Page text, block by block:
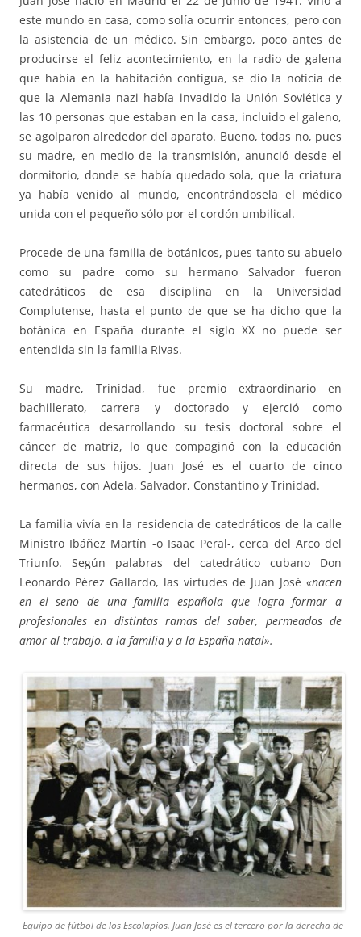
este mundo en casa, como solía ocurrir entonces, pero con
la asistencia de un médico. Sin embargo, poco antes de
producirse el feliz acontecimiento, en la radio de galena
que había en la habitación contigua, se dio la noticia de
que la Alemania nazi había invadido la Unión Soviética y
las 10 personas que estaban en la casa, incluido el galeno,
se agolparon alrededor del aparato. Bueno, todas no, pues
su madre, en medio de la transmisión, anunció desde el
dormitorio, donde se había quedado sola, que la criatura
ya había venido al mundo, encontrándosela el médico
unida con el pequeño sólo por el cordón umbilical.
Procede de una familia de botánicos, pues tanto su abuelo
como su padre como su hermano Salvador fueron
catedráticos de esa disciplina en la Universidad
Complutense, hasta el punto de que se ha dicho que la
botánica en España durante el siglo XX no puede ser
entendida sin la familia Rivas.
Su madre, Trinidad, fue premio extraordinario en
bachillerato, carrera y doctorado y ejerció como
farmacéutica desarrollando su tesis doctoral sobre el
cáncer de matriz, lo que compaginó con la educación
directa de sus hijos. Juan José es el cuarto de cinco
hermanos, con Adela, Salvador, Constantino y Trinidad.
La familia vivía en la residencia de catedráticos de la calle
Ministro Ibáñez Martín -o Isaac Peral-, cerca del Arco del
Triunfo. Según palabras del catedrático cubano Don
Leonardo Pérez Gallardo, las virtudes de Juan José «nacen
en el seno de una familia española que logra formar a
profesionales en distintas ramas del saber, permeados de
amor al trabajo, a la familia y a la España natal».
Equipo de fútbol de los Escolapios. Juan José es el tercero por la derecha de